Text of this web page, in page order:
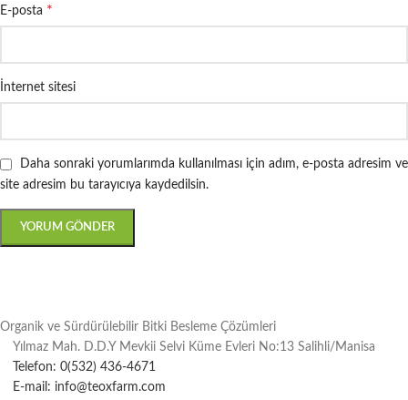
E-posta *
İnternet sitesi
Daha sonraki yorumlarımda kullanılması için adım, e-posta adresim ve
site adresim bu tarayıcıya kaydedilsin.
Organik ve Sürdürülebilir Bitki Besleme Çözümleri
Yılmaz Mah. D.D.Y Mevkii Selvi Küme Evleri No:13 Salihli/Manisa
Telefon: 0(532) 436-4671
E-mail: info@teoxfarm.com